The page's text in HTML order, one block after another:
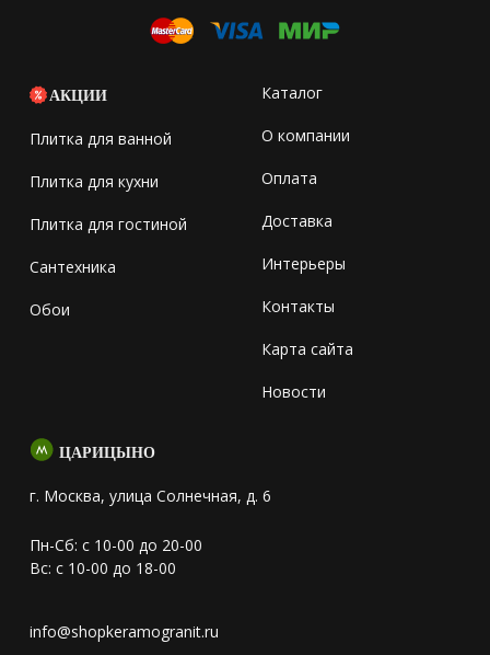
АКЦИИ
Плитка для ванной
Плитка для кухни
Плитка для гостиной
Сантехника
Обои
Каталог
О компании
Оплата
Доставка
Интерьеры
Контакты
Карта сайта
Новости
ЦАРИЦЫНО
г. Москва, улица Солнечная, д. 6
Пн-Сб: с 10-00 до 20-00
Вс: с 10-00 до 18-00
info@shopkeramogranit.ru